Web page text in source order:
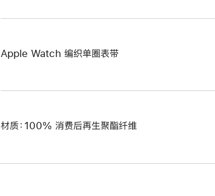
Apple Watch 编织单圈表带
材质：100% 消费后再生聚酯纤维